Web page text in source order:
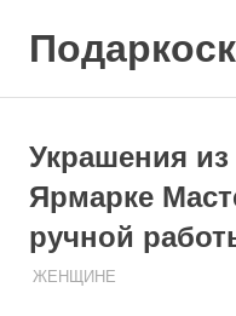
подарить
Украшения из
Ярмарке
ручной
08.08.2020
ПОДАРЧЕК
ЖЕНЩИНЕ